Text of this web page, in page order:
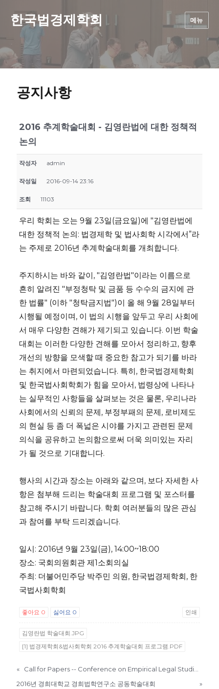
한국법경제학회 메뉴
공지사항
2016 추계학술대회 - 김영란법에 대한 정책적
논의
작성자 admin
작성일 2016-09-14 23:16
조회 11103
우리 학회는 오는 9월 23일(금요일)에 "김영란법에
대한 정책적 논의: 법경제학 및 법사회학 시각에서”라
는 주제로 2016년 추계학술대회를 개최합니다.
주지하시는 바와 같이, "김영란법"이라는 이름으로
흔히 알려진 "부정청탁 및 금품 등 수수의 금지에 관
한 법률" (이하 "청탁금지법")이 올 해 9월 28일부터
시행될 예정이며, 이 법의 시행을 앞두고 우리 사회에
서 매우 다양한 견해가 제기되고 있습니다. 이번 학술
대회는 이러한 다양한 견해를 모아서 정리하고, 향후
개선의 방향을 모색할 때 중요한 참고가 되기를 바라
는 취지에서 마련되었습니다. 특히, 한국법경제학회
및 한국법사회학회가 힘을 모아서, 법령상에 나타나
는 실무적인 사항들을 살펴보는 것은 물론, 우리나라
사회에서의 신뢰의 문제, 부정부패의 문제, 로비제도
의 현실 등 좀 더 폭넓은 시야를 가지고 관련된 문제
의식을 공유하고 논의함으로써 더욱 의미있는 자리
가 될 것으로 기대합니다.
행사의 시간과 장소는 아래와 같으며, 보다 자세한 사
항은 첨부해 드리는 학술대회 프로그램 및 포스터를
참고해 주시기 바랍니다. 학회 여러분들의 많은 관심
과 참여를 부탁 드리겠습니다.
일시: 2016년 9월 23일(금), 14:00~18:00
장소: 국회의원회관 제1소회의실
주최: 더불어민주당 박주민 의원, 한국법경제학회, 한
국법사회학회
좋아요 0 싫어요 0 인쇄
김영란법 학술대회.JPG
[1] 법경제학회&법사회학회 2016 추계학술대회 프로그램.PDF
«
2016년 경희대학교 경희법학연구소 공동학술대회
»